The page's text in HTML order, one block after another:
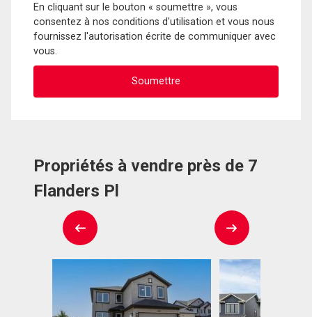
En cliquant sur le bouton « soumettre », vous
consentez à nos conditions d'utilisation et vous nous
fournissez l'autorisation écrite de communiquer avec
vous.
Propriétés à vendre près de 7
Flanders Pl